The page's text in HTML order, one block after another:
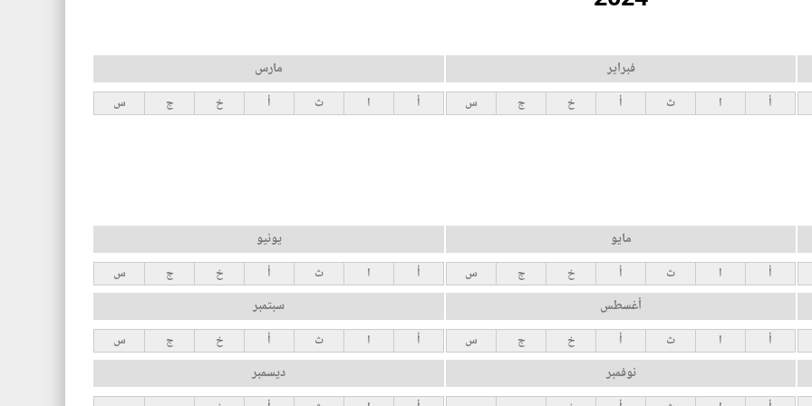
فبراير
أ ا ث أ خ ج س
مارس
أ ا ث أ خ ج س
مايو
أ ا ث أ خ ج س
يونيو
أ ا ث أ خ ج س
أغسطس
أ ا ث أ خ ج س
سبتمبر
أ ا ث أ خ ج س
نوفمبر ديسمبر